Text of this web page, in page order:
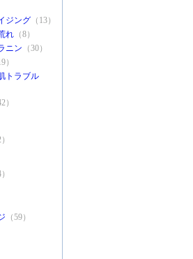
ジング （13）
れ （8）
ニン （30）
）
トラブル
）
（59）